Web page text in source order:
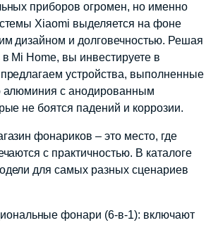
приборов огромен, но именно
Xiaomi выделяется на фоне
дизайном и долговечностью. Решая
Mi Home, вы инвестируете в
устройства, выполненные
алюминия с анодированным
не боятся падений и коррозии.
фонариков – это место, где
с практичностью. В каталоге
для самых разных сценариев
фонари (6-в-1): включают